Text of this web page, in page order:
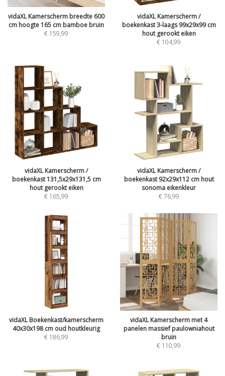
vidaXL Kamerscherm breedte 600
cm hoogte 165 cm bamboe bruin
€ 159,99
vidaXL Kamerscherm /
boekenkast 3-laags 99x29x99 cm
hout gerookt eiken
€ 104,99
vidaXL Kamerscherm /
boekenkast 131,5x29x131,5 cm
hout gerookt eiken
€ 165,99
vidaXL Kamerscherm /
boekenkast 92x29x112 cm hout
sonoma eikenkleur
€76,99
vidaXL Boekenkast/kamerscherm
40x30x198 cm oud houtkleurig
€ 186,99
vidaXL Kamerscherm met 4
panelen massief paulowniahout
bruin
€ 110,99